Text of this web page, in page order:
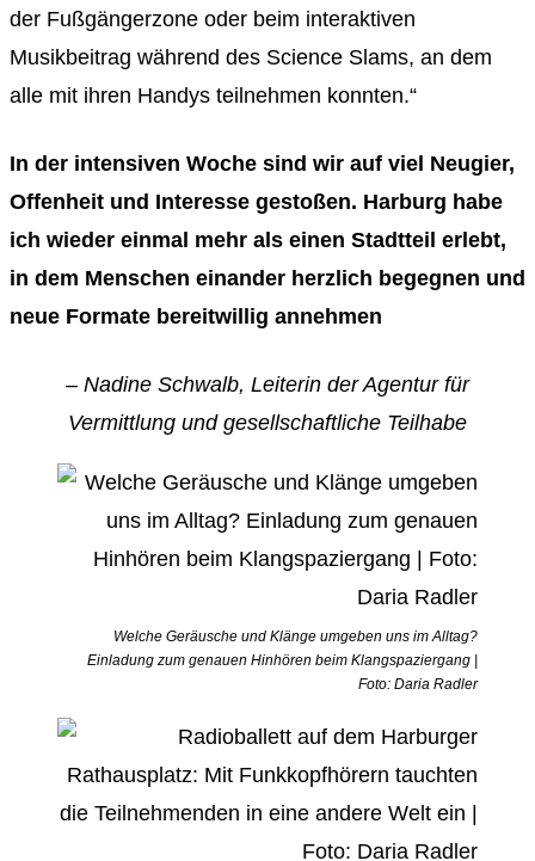
der Fußgängerzone oder beim interaktiven
Musikbeitrag während des Science Slams, an dem
alle mit ihren Handys teilnehmen konnten.“
In der intensiven Woche sind wir auf viel Neugier,
Offenheit und Interesse gestoßen. Harburg habe
ich wieder einmal mehr als einen Stadtteil erlebt,
in dem Menschen einander herzlich begegnen und
neue Formate bereitwillig annehmen
– Nadine Schwalb, Leiterin der Agentur für
Vermittlung und gesellschaftliche Teilhabe
Welche Geräusche und Klänge umgeben uns im Alltag?
Einladung zum genauen Hinhören beim Klangspaziergang |
Foto: Daria Radler